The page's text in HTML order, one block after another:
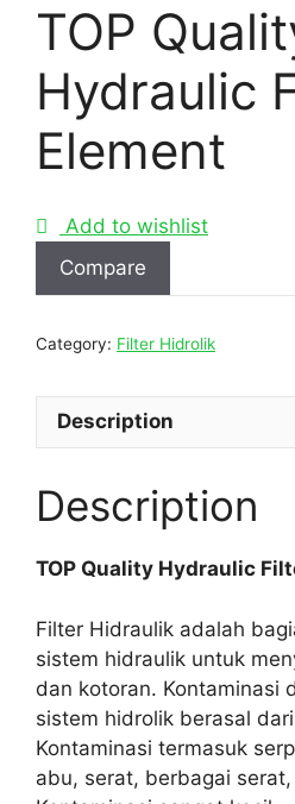
TOP
Hydraulic
Element
Add to wishlist
Compare
Category: Filter Hidrolik
Description
Description
TOP Quality Hydraulic
Filter Hidraulik adalah
sistem hidraulik untuk
dan kotoran. Kontaminasi
sistem hidrolik berasal
Kontaminasi termasuk
abu, serat, berbagai